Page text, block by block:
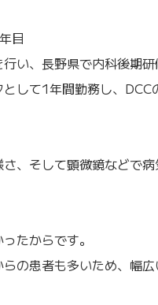
目
い、長野県で内科後期研
して1年間勤務し、DCC
、そして顕微鏡などで
たからです。
の患者も多いため、幅